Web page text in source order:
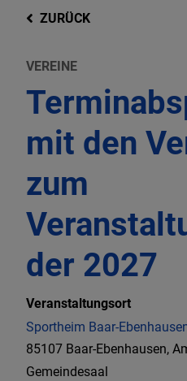
ZURÜCK
VEREINE
mit den
zum
der 2027
Veranstaltungsort
Sportheim Baar-
85107 Baar-Ebenhausen,
Gemeindesaal